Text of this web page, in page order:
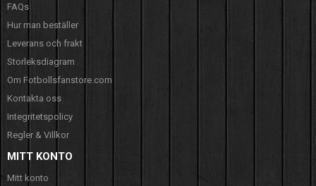
FAQs
Hur man beställer
Leverans och frakt
Storleksdiagram
Om Fotbollsfanstore.com
Kontakta oss
Integritetspolicy
Regler & Villkor
MITT KONTO
Mitt konto